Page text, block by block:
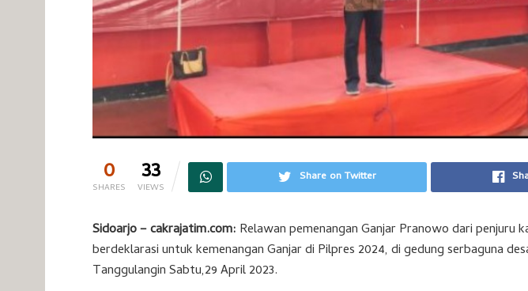
0
SHARES 33
VIEWS
Share on Twitter
Sidoarjo – cakrajatim.com: Relawan pemenangan Ganjar Pranowo dari penjuru
berdeklarasi untuk kemenangan Ganjar di Pilpres 2024, di gedung serbaguna
Tanggulangin Sabtu,29 April 2023.